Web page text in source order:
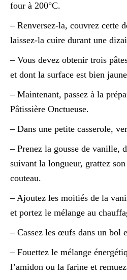
four à 200°C.
– Renversez-la, couvrez cette
laissez-la cuire durant une
– Vous devez obtenir trois
et dont la surface est bien
– Maintenant, passez à la
Pâtissière Onctueuse.
– Dans une petite casserole,
– Prenez la gousse de vanille,
suivant la longueur, grattez
couteau.
– Ajoutez les moitiés de la
et portez le mélange au
– Cassez les œufs dans un bol
– Fouettez le mélange
l’amidon ou la farine et